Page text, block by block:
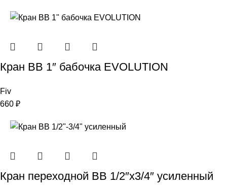
Кран ВB 1″ бабочка EVOLUTION
Fiv
660 ₽
Кран переходнoй BB 1/2″х3/4″ усиленный